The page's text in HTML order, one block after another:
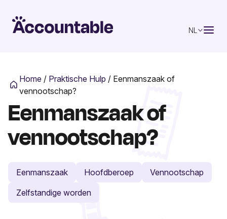
NL
Home / Praktische Hulp / Eenmanszaak of
vennootschap?
Eenmanszaak of
vennootschap?
Eenmanszaak Hoofdberoep
Vennootschap
Zelfstandige worden